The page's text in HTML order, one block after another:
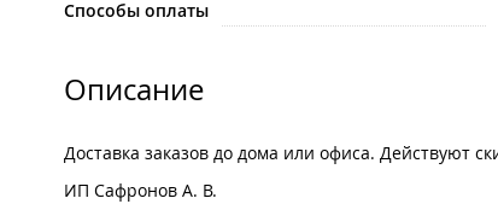
Способы оплаты
Описание
Доставка заказов до дома или офиса. Действуют
ИП Сафронов А. В.